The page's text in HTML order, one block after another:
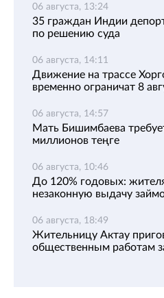
06 августа, 13:24
35 граждан Индии
по решению суда
06 августа, 14:11
Движение на трассе
временно ограничат 8
06 августа, 14:57
Мать Бишимбаева
миллионов теңге
06 августа, 10:46
До 120% годовых:
незаконную выдачу
06 августа, 18:49
Жительницу Актау
общественным работам